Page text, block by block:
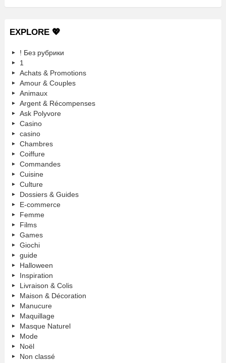
EXPLORE 💖
! Без рубрики
1
Achats & Promotions
Amour & Couples
Animaux
Argent & Récompenses
Ask Polyvore
Casino
casino
Chambres
Coiffure
Commandes
Cuisine
Culture
Dossiers & Guides
E-commerce
Femme
Films
Games
Giochi
guide
Halloween
Inspiration
Livraison & Colis
Maison & Décoration
Manucure
Maquillage
Masque Naturel
Mode
Noël
Non classé